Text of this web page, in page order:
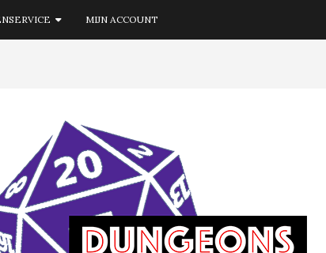
MIJN ACCOUNT